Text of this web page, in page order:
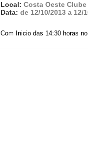
Local: Costa Oeste Clube
Data: de 12/10/2013 a 12/
Com Inicio das 14:30 horas